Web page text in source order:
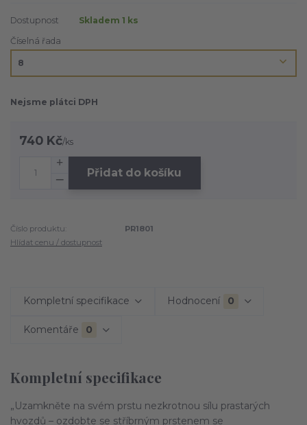
Dostupnost
Skladem 1 ks
Číselná řada
Nejsme plátci DPH
740 Kč/ks
Přidat do košíku
Číslo produktu:
PR1801
Hlídat cenu / dostupnost
Kompletní specifikace Hodnocení 0
Komentáře 0
Kompletní specifikace
„Uzamkněte na svém prstu nezkrotnou sílu prastarých
hvozdů – ozdobte se stříbrným prstenem se